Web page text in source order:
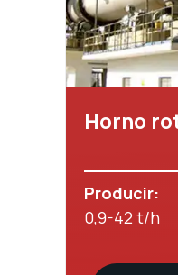
Horno
Producir:
0,9-42 t/h